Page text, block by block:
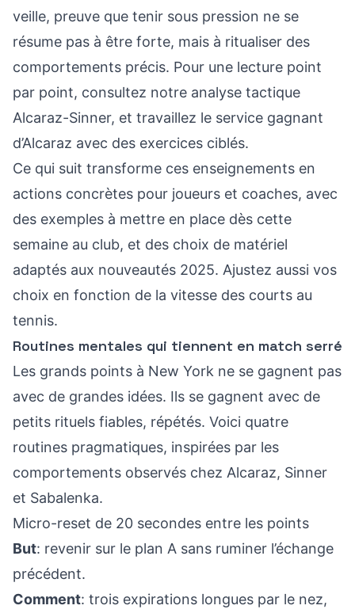
veille, preuve que tenir sous pression ne se
résume pas à être forte, mais à ritualiser des
comportements précis. Pour une lecture point
par point, consultez notre analyse tactique
Alcaraz-Sinner, et travaillez le service gagnant
d’Alcaraz avec des exercices ciblés.
Ce qui suit transforme ces enseignements en
actions concrètes pour joueurs et coaches, avec
des exemples à mettre en place dès cette
semaine au club, et des choix de matériel
adaptés aux nouveautés 2025. Ajustez aussi vos
choix en fonction de la vitesse des courts au
tennis.
Routines mentales qui tiennent en match serré
Les grands points à New York ne se gagnent pas
avec de grandes idées. Ils se gagnent avec de
petits rituels fiables, répétés. Voici quatre
routines pragmatiques, inspirées par les
comportements observés chez Alcaraz, Sinner
et Sabalenka.
Micro-reset de 20 secondes entre les points
But: revenir sur le plan A sans ruminer l’échange
précédent.
Comment: trois expirations longues par le nez,